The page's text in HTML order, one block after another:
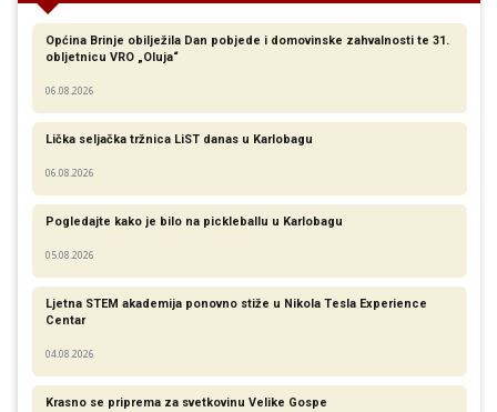
Općina Brinje obilježila Dan pobjede i domovinske zahvalnosti te 31.
obljetnicu VRO „Oluja“
06.08.2026
Lička seljačka tržnica LiST danas u Karlobagu
06.08.2026
Pogledajte kako je bilo na pickleballu u Karlobagu
05.08.2026
Ljetna STEM akademija ponovno stiže u Nikola Tesla Experience
Centar
04.08.2026
Krasno se priprema za svetkovinu Velike Gospe